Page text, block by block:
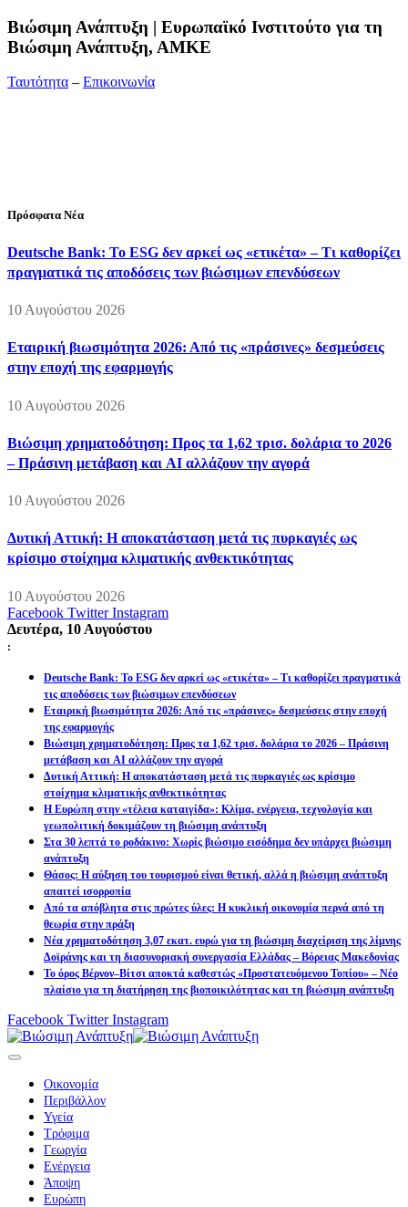
Bιώσιμη Ανάπτυξη | Ευρωπαϊκό Ινστιτούτο για τη
Βιώσιμη Ανάπτυξη, ΑΜΚΕ
Ταυτότητα – Επικοινωνία
Πρόσφατα Νέα
Deutsche Bank: Το ESG δεν αρκεί ως «ετικέτα» – Τι καθορίζει
πραγματικά τις αποδόσεις των βιώσιμων επενδύσεων
10 Αυγούστου 2026
Εταιρική βιωσιμότητα 2026: Από τις «πράσινες» δεσμεύσεις
στην εποχή της εφαρμογής
10 Αυγούστου 2026
Βιώσιμη χρηματοδότηση: Προς τα 1,62 τρισ. δολάρια το 2026
– Πράσινη μετάβαση και AI αλλάζουν την αγορά
10 Αυγούστου 2026
Δυτική Αττική: Η αποκατάσταση μετά τις πυρκαγιές ως
κρίσιμο στοίχημα κλιματικής ανθεκτικότητας
10 Αυγούστου 2026
Facebook Twitter Instagram
Δευτέρα, 10 Αυγούστου
:
Deutsche Bank: Το ESG δεν αρκεί ως «ετικέτα» – Τι καθορίζει πραγματικά
τις αποδόσεις των βιώσιμων επενδύσεων
Εταιρική βιωσιμότητα 2026: Από τις «πράσινες» δεσμεύσεις στην εποχή
της εφαρμογής
Βιώσιμη χρηματοδότηση: Προς τα 1,62 τρισ. δολάρια το 2026 – Πράσινη
μετάβαση και AI αλλάζουν την αγορά
Δυτική Αττική: Η αποκατάσταση μετά τις πυρκαγιές ως κρίσιμο
στοίχημα κλιματικής ανθεκτικότητας
Η Ευρώπη στην «τέλεια καταιγίδα»: Κλίμα, ενέργεια, τεχνολογία και
γεωπολιτική δοκιμάζουν τη βιώσιμη ανάπτυξη
Στα 30 λεπτά το ροδάκινο: Χωρίς βιώσιμο εισόδημα δεν υπάρχει βιώσιμη
ανάπτυξη
Θάσος: Η αύξηση του τουρισμού είναι θετική, αλλά η βιώσιμη ανάπτυξη
απαιτεί ισορροπία
Από τα απόβλητα στις πρώτες ύλες: Η κυκλική οικονομία περνά από τη
θεωρία στην πράξη
Νέα χρηματοδότηση 3,07 εκατ. ευρώ για τη βιώσιμη διαχείριση της λίμνης
Δοϊράνης και τη διασυνοριακή συνεργασία Ελλάδας – Βόρειας Μακεδονίας
Το όρος Βέρνον–Βίτσι αποκτά καθεστώς «Προστατευόμενου Τοπίου» – Νέο
πλαίσιο για τη διατήρηση της βιοποικιλότητας και τη βιώσιμη ανάπτυξη
Facebook Twitter Instagram
Οικονομία
Περιβάλλον
Υγεία
Τρόφιμα
Γεωργία
Ενέργεια
Άποψη
Ευρώπη